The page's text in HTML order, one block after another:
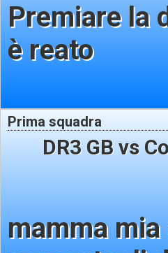
Premiare la
è reato
Prima squadra
DR3 GB vs
mamma mia